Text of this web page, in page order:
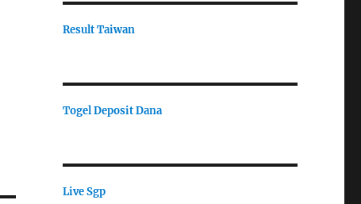
Result Taiwan
Togel Deposit Dana
Live Sgp